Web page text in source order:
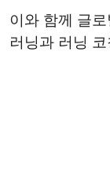
이와 함께 글
러닝과 러닝